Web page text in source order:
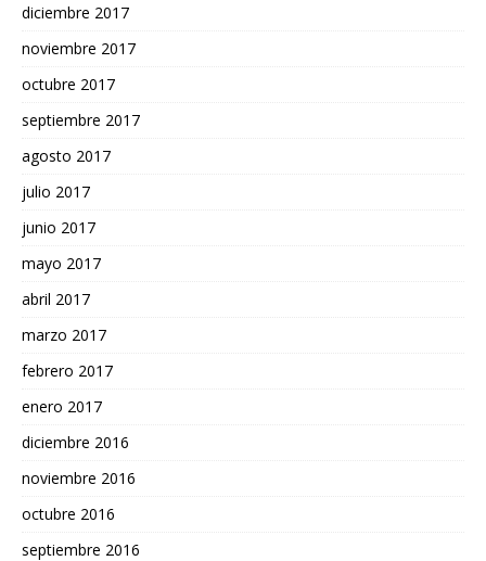
diciembre 2017
noviembre 2017
octubre 2017
septiembre 2017
agosto 2017
julio 2017
junio 2017
mayo 2017
abril 2017
marzo 2017
febrero 2017
enero 2017
diciembre 2016
noviembre 2016
octubre 2016
septiembre 2016